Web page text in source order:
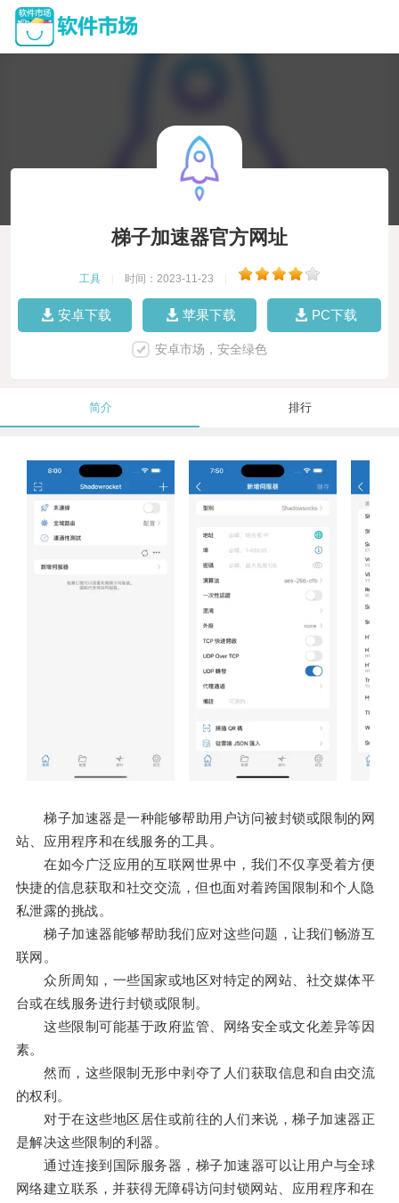
梯子加速器官方网址
工具 时间：2023-11-23
安卓下载 苹果下载 PC下载
安卓市场，安全绿色
简介 排行
梯子加速器是一种能够帮助用户访问被封锁或限制的网
站、应用程序和在线服务的工具。
在如今广泛应用的互联网世界中，我们不仅享受着方便
快捷的信息获取和社交交流，但也面对着跨国限制和个人隐
私泄露的挑战。
梯子加速器能够帮助我们应对这些问题，让我们畅游互
联网。
众所周知，一些国家或地区对特定的网站、社交媒体平
台或在线服务进行封锁或限制。
这些限制可能基于政府监管、网络安全或文化差异等因
素。
然而，这些限制无形中剥夺了人们获取信息和自由交流
的权利。
对于在这些地区居住或前往的人们来说，梯子加速器正
是解决这些限制的利器。
通过连接到国际服务器，梯子加速器可以让用户与全球
网络建立联系，并获得无障碍访问封锁网站、应用程序和在